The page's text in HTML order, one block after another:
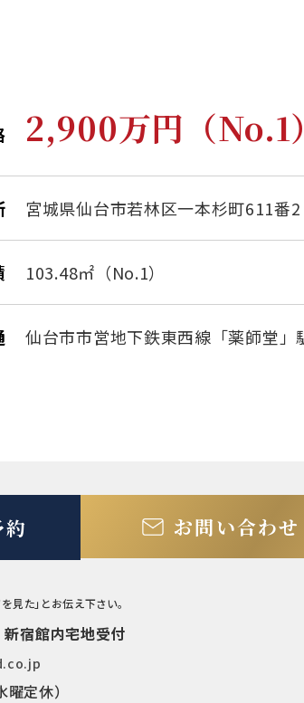
2,900万円（No.1）
宮城県仙台市若林区一本杉町611番2
103.48㎡（No.1）
仙台市市営地下鉄東西線「薬師堂
お問い合わせ
た」とお伝え下さい。
宿館内宅地受付
曜定休）